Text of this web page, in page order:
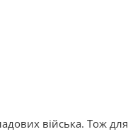
війська. Тож для